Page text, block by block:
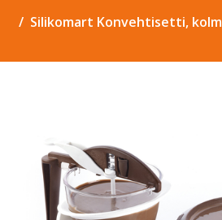
Silikomart Konvehtisetti,